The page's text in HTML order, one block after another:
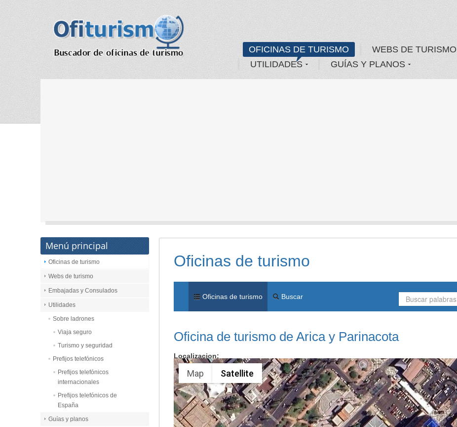
OFICINAS DE TURISMO WEBS DE TURISMO
UTILIDADES
GUÍAS Y PLANOS
Oficinas de turismo
Oficinas de turismo Buscar
Oficina de turismo de Arica y Parinacota
Localizacion:
Map Satellite
Menú principal
Oficinas de turismo
Webs de turismo
Embajadas y Consulados
Utilidades
Sobre ladrones
Viaja seguro
Turismo y seguridad
Prefijos telefónicos
Prefijos telefónicos
internacionales
Prefijos telefónicos de
España
Guías y planos